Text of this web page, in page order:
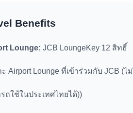
Benefits
Lounge: JCB LoungeKey 12 สิทธิ์
ะ Airport Lounge ที่เข้าร่วมกับ JCB (ไม่
ถใช้ในประเทศไทยได้))